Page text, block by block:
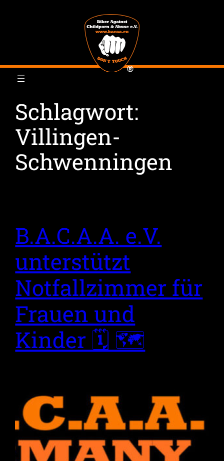
Schlagwort:
Villingen-
Schwenningen
B.A.C.A.A. e.V.
unterstützt
Notfallzimmer für
Frauen und
Kinder 🗓 🗺